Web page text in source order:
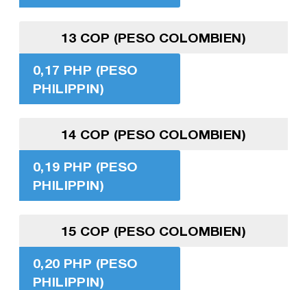
13 COP (PESO COLOMBIEN)
0,17 PHP (PESO
PHILIPPIN)
14 COP (PESO COLOMBIEN)
0,19 PHP (PESO
PHILIPPIN)
15 COP (PESO COLOMBIEN)
0,20 PHP (PESO
PHILIPPIN)